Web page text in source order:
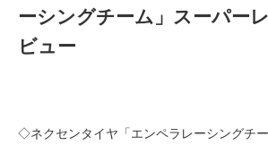
ーシングチーム」スーパー
ビュー
◇ネクセンタイヤ「エンペラレーシングチ